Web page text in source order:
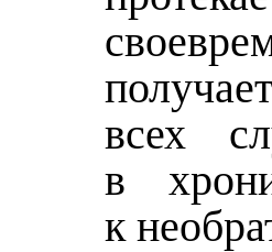
всех
в
к